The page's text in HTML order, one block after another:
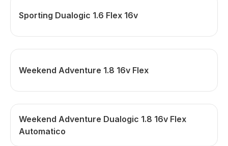
Sporting Dualogic 1.6 Flex 16v
Weekend Adventure 1.8 16v Flex
Weekend Adventure Dualogic 1.8 16v Flex
Automatico